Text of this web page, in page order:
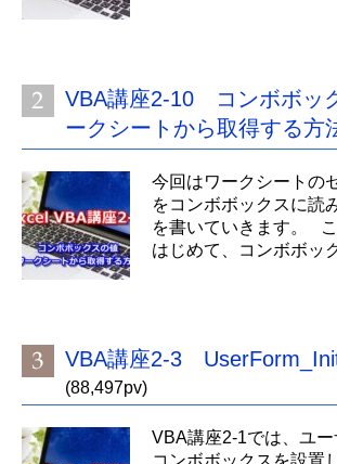
VBA講座2-10 コンボボッ
ークシートから取得する方
今回はワークシートの
をコンボボックスに読
を書いていきます。
はじめて、コンボボッ
VBA講座2-3
(88,497pv)
VBA講座2-1では、ユ
コンボボックスを設置